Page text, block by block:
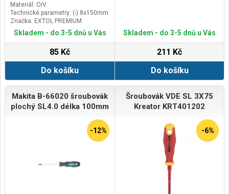
Materiál: CrV
Technické parametry: (-) 8x150mm
Značka: EXTOL PREMIUM
Skladem - do 3-5 dnů u Vás
85 Kč
Do košíku
Skladem - do 3-5 dnů u Vás
211 Kč
Do košíku
Makita B-66020 šroubovák
plochý SL4.0 délka 100mm
-12%
Šroubovák VDE SL 3X75
Kreator KRT401202
-6%